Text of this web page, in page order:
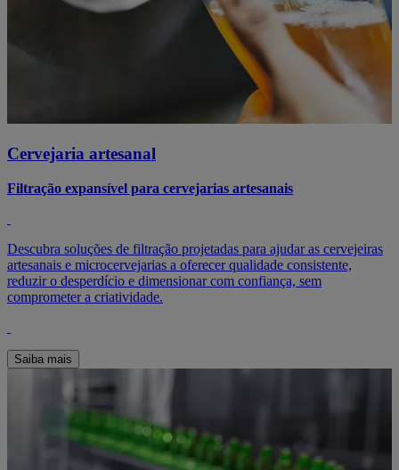
Cervejaria artesanal
Filtração expansível para cervejarias artesanais
Descubra soluções de filtração projetadas para ajudar as cervejeiras
artesanais e microcervejarias a oferecer qualidade consistente,
reduzir o desperdício e dimensionar com confiança, sem
comprometer a criatividade.
Saiba mais